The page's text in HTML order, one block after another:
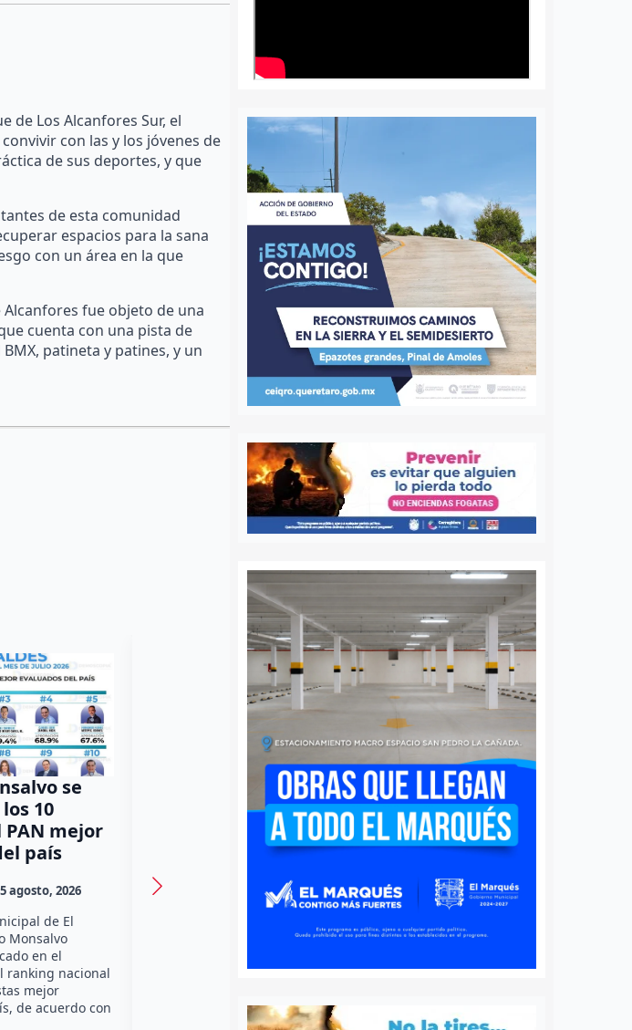
de Los Alcanfores Sur, el
con las y los jóvenes de
de sus deportes, y que
de esta comunidad
espacios para la sana
con un área en la que
Alcanfores fue objeto de una
cuenta con una pista de
patineta y patines, y un
se
10
PAN mejor
país
5 agosto, 2026
de El
Monsalvo
en el
ranking nacional
mejor
de acuerdo con
Gestiona Agustín
Dorantes regularización
de 12 asentamientos
irregulares en la capital
Dulce Martinez 5 agosto, 2026
Dorantes Lámbarri, visitó la
la zona norte de la capital, para
habitabilidad y dar seguimiento…
Ya suman 59
diagnósticos de
autismo en Querétaro;
refuerzan la detección
temprana
José Morales
Más de 59 diagnósticos